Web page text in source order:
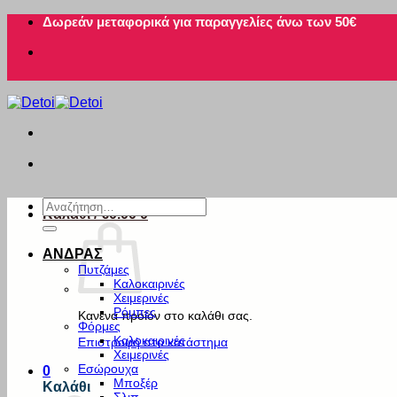
Μετάβαση
περιεχόμενο
Δωρεάν μεταφορικά για παραγγελίες άνω των 50€
Καλάθι /€0.00 0
Κανένα προϊόν στο καλάθι σας.
Επιστροφή στο κατάστημα
0
Καλάθι
Αναζήτηση
για:
ΑΝΔΡΑΣ
Πυτζάμες
Καλοκαιρινές
Χειμερινές
Ρόμπες
Φόρμες
Καλοκαιρινές
Χειμερινές
Εσώρουχα
Μποξέρ